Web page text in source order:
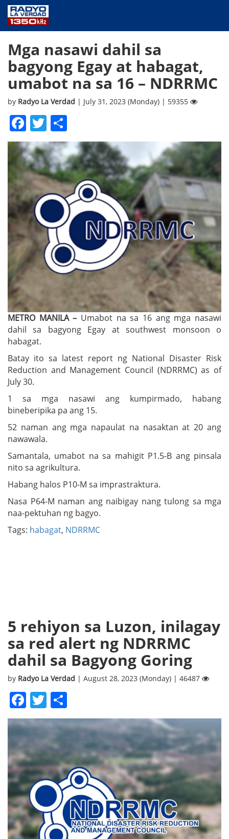
PUBLIC SERVICE
ANNOUNCEMENTS
PROGRAMS
ABOUT
Mga nasawi dahil sa
bagyong Egay at habagat,
umabot na sa 16 – NDRRMC
by Radyo La Verdad | July 31, 2023 (Monday) | 59355
Facebook
Twitter
METRO MANILA – Umabot na sa 16 ang mga nasawi
dahil sa bagyong Egay at southwest monsoon o
habagat.
Batay ito sa latest report ng National Disaster Risk
Reduction and Management Council (NDRRMC) as of
July 30.
1 sa mga nasawi ang kumpirmado, habang
bineberipika pa ang 15.
52 naman ang mga napaulat na nasaktan at 20 ang
nawawala.
Samantala, umabot na sa mahigit P1.5-B ang pinsala
nito sa agrikultura.
Habang halos P10-M sa imprastraktura.
Nasa P64-M naman ang naibigay nang tulong sa mga
naa-pektuhan ng bagyo.
Tags: habagat, NDRRMC
5 rehiyon sa Luzon, inilagay
sa red alert ng NDRRMC
dahil sa Bagyong Goring
by Radyo La Verdad | August 28, 2023 (Monday) | 46487
Facebook
Twitter